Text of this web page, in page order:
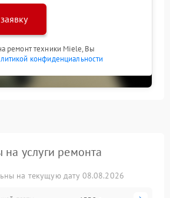
ремонт техники Miele, Вы
конфиденциальности
услуги ремонта
на текущую дату 08.08.2026